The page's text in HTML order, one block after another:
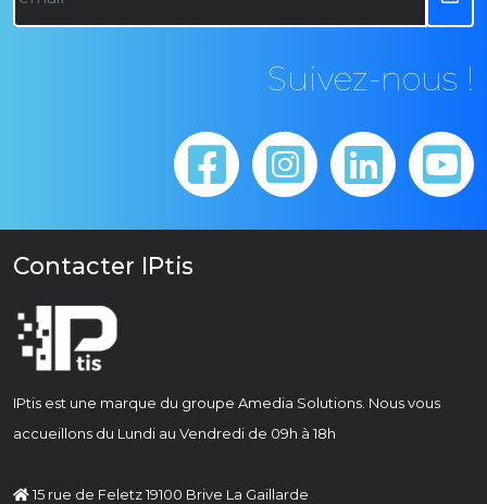
Suivez-nous !
Contacter IPtis
IPtis est une marque du groupe Amedia Solutions. Nous vous
accueillons du Lundi au Vendredi de 09h à 18h
15 rue de Feletz 19100 Brive La Gaillarde